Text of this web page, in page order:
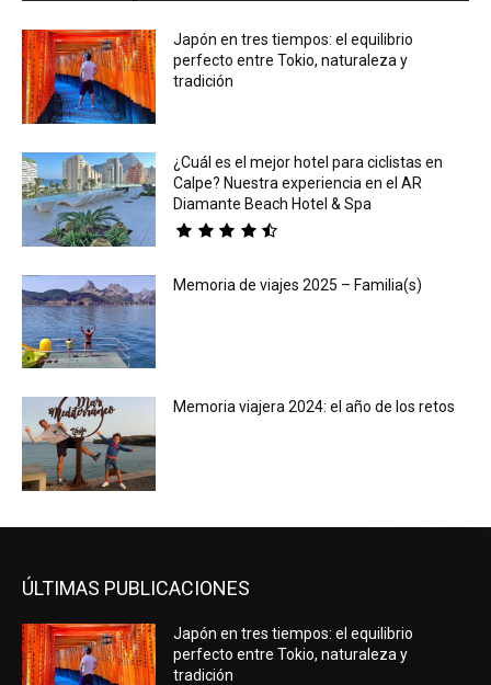
Japón en tres tiempos: el equilibrio
perfecto entre Tokio, naturaleza y
tradición
¿Cuál es el mejor hotel para ciclistas en
Calpe? Nuestra experiencia en el AR
Diamante Beach Hotel & Spa
Memoria de viajes 2025 – Familia(s)
Memoria viajera 2024: el año de los retos
ÚLTIMAS PUBLICACIONES
Japón en tres tiempos: el equilibrio
perfecto entre Tokio, naturaleza y
tradición